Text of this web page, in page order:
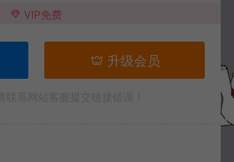
VIP免费
升级会员